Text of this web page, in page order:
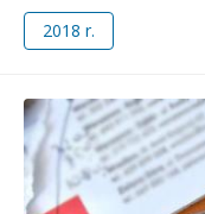
2018 r.